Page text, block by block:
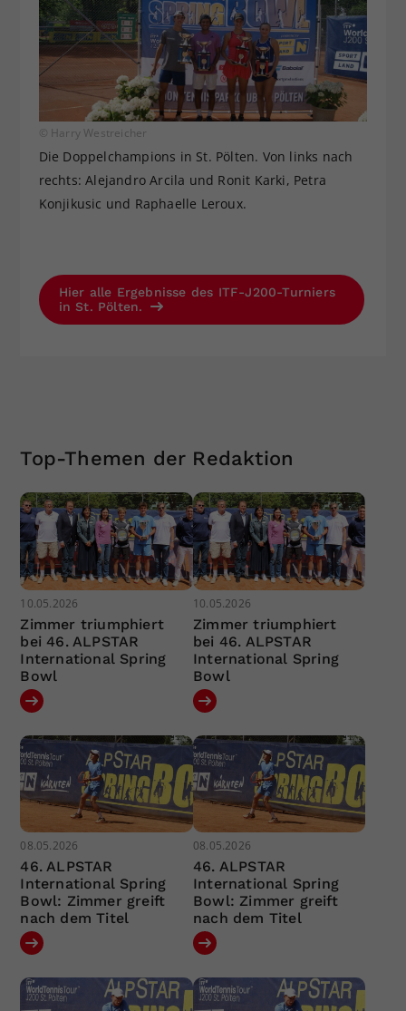
© Harry Westreicher
Die Doppelchampions in St. Pölten. Von links nach
rechts: Alejandro Arcila und Ronit Karki, Petra
Konjikusic und Raphaelle Leroux.
Hier alle Ergebnisse des ITF-J200-Turniers
in St. Pölten.
Top-Themen der Redaktion
10.05.2026
Zimmer triumphiert
bei 46. ALPSTAR
International Spring
Bowl
10.05.2026
Zimmer triumphiert
bei 46. ALPSTAR
International Spring
Bowl
08.05.2026
46. ALPSTAR
International Spring
Bowl: Zimmer greift
nach dem Titel
08.05.2026
46. ALPSTAR
International Spring
Bowl: Zimmer greift
nach dem Titel